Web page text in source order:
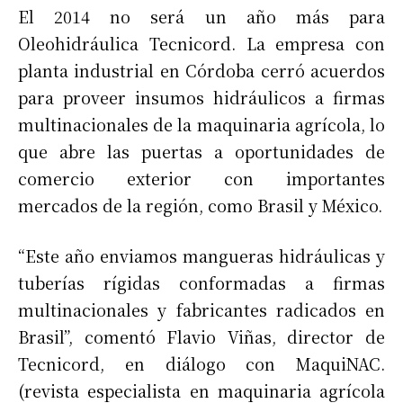
El 2014 no será un año más para
Oleohidráulica Tecnicord. La empresa con
planta industrial en Córdoba cerró acuerdos
para proveer insumos hidráulicos a firmas
multinacionales de la maquinaria agrícola, lo
que abre las puertas a oportunidades de
comercio exterior con importantes
mercados de la región, como Brasil y México.
“Este año enviamos mangueras hidráulicas y
tuberías rígidas conformadas a firmas
multinacionales y fabricantes radicados en
Brasil”, comentó Flavio Viñas, director de
Tecnicord, en diálogo con MaquiNAC.
(revista especialista en maquinaria agrícola